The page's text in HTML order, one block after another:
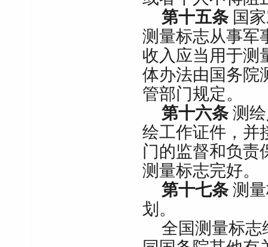
第十五条国家
测量标志从事军
收入应当用于测
体办法由国务院
管部门规定。
第十六条测绘
绘工作证件，并
门的监督和负责
测量标志完好。
第十七条测量
划。
全国测量标志